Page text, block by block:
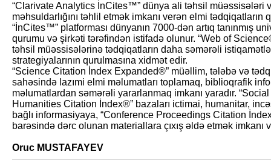
“Clarivate Analytics İn­Cites™” dünya ali təhsil müəssisələri
məhsuldarlığını təhlil etmək imkanı verən elmi tədqiqatların
“İnCites™” platforması dünyanın 7000-dən artıq tanınmış
qurumu və şirkəti tərəfindən istifadə olunur. “Web of
təhsil müəssisələrinə tədqiqatların daha səmərəli
strategiyalarının qurulmasına xidmət edir.
“Science Citation İndex Expanded®” müəllim, tələbə və
sahəsində lazımi elmi məlumatları toplamaq, biblioqrafik
məlumatlardan səmərəli yararlanmaq imkanı yaradır.
Humanities Citation İndex®” bazaları ictimai, humanitar,
bağlı informasiyaya, “Conference Proceedings Citation
barəsində dərc olunan materiallara çıxış əldə etmək imkanı
Oruc MUSTAFAYEV